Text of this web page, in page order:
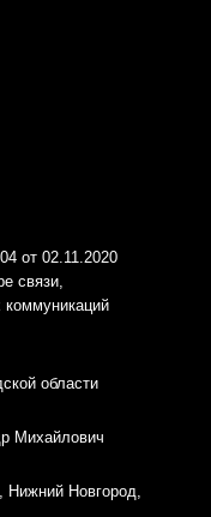
от 02.11.2020
связи,
области
Михайлович
Нижний Новгород,